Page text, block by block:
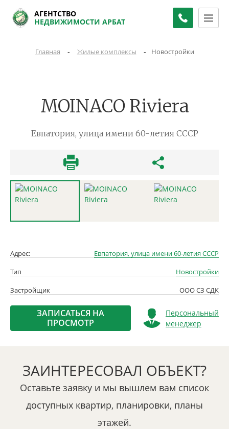
АГЕНТСТВО
НЕДВИЖИМОСТИ АРБАТ
Главная - Жилые комплексы - Новостройки
MOINACO Riviera
Евпатория, улица имени 60-летия СССР
Адрес:
Евпатория, улица имени 60-летия СССР
Тип
Новостройки
Застройщик
ООО СЗ СДК
ЗАПИСАТЬСЯ НА
ПРОСМОТР
Персональный
менеджер
ЗАИНТЕРЕСОВАЛ ОБЪЕКТ?
Оставьте заявку и мы вышлем вам список
доступных квартир, планировки, планы
этажей.